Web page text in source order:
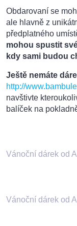
Obdarovaní se
ale hlavně z
předplatného
mohou spustit
kdy sami budou
Ještě nemáte
http://
navštivte
balíček na
Vánoční dárek od
Vánoční dárek od